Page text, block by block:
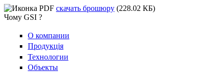
скачать брошюру (228.02 КБ)
Чому GSI ?
О компании
Продукція
Технологии
Объекты